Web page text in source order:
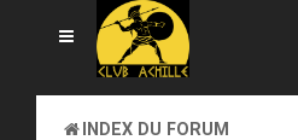
INDEX DU FORUM